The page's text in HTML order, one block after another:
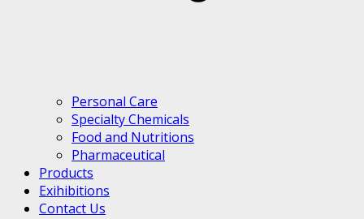
Personal Care
Specialty Chemicals
Food and Nutritions
Pharmaceutical
Products
Exihibitions
Contact Us